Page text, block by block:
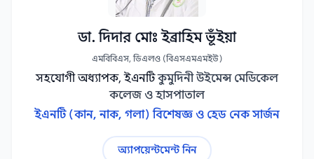
ডা. দিদার মোঃ ইব্রাহিম ভূঁইয়া
এমবিবিএস, ডিএলও (বিএসএমএমইউ)
সহযোগী অধ্যাপক, ইএনটি কুমুদিনী উইমেন্স মেডিকেল
কলেজ ও হাসপাতাল
ইএনটি (কান, নাক, গলা) বিশেষজ্ঞ ও হেড নেক সার্জন
অ্যাপয়েন্টমেন্ট নিন